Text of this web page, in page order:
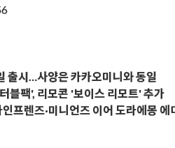
출시…사양은 카카오미니와 동일
블팩', 리모콘 '보이스 리모트' 추가
프렌즈·미니언즈 이어 도라에몽 에